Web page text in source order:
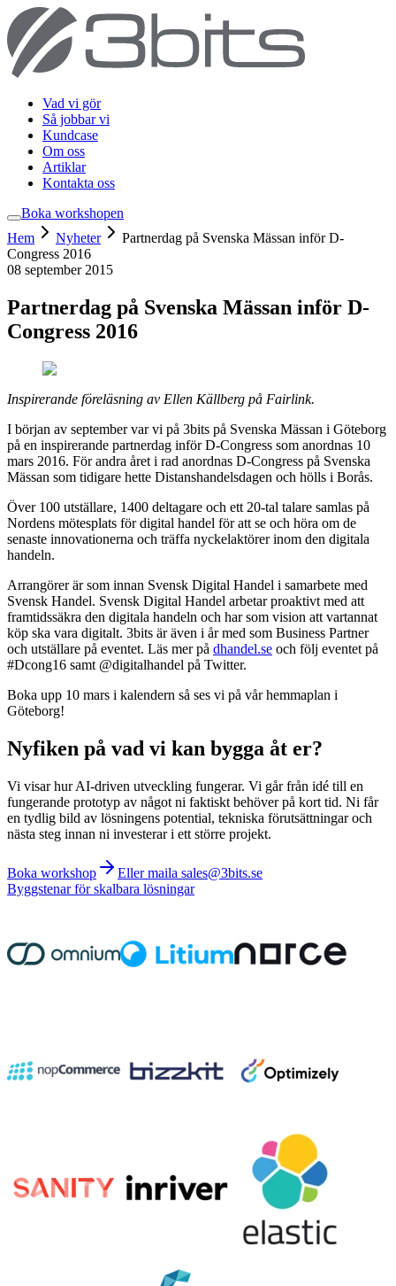
Vad vi gör
Så jobbar vi
Kundcase
Om oss
Artiklar
Kontakta oss
Boka workshopen
Hem
Nyheter
Partnerdag på Svenska Mässan inför D-
Congress 2016
08 september 2015
Partnerdag på Svenska Mässan inför D-
Congress 2016
Inspirerande föreläsning av Ellen Källberg på Fairlink.
I början av september var vi på 3bits på Svenska Mässan i Göteborg
på en inspirerande partnerdag inför D-Congress som anordnas 10
mars 2016. För andra året i rad anordnas D-Congress på Svenska
Mässan som tidigare hette Distanshandelsdagen och hölls i Borås.
Över 100 utställare, 1400 deltagare och ett 20-tal talare samlas på
Nordens mötesplats för digital handel för att se och höra om de
senaste innovationerna och träffa nyckelaktörer inom den digitala
handeln.
Arrangörer är som innan Svensk Digital Handel i samarbete med
Svensk Handel. Svensk Digital Handel arbetar proaktivt med att
framtidssäkra den digitala handeln och har som vision att vartannat
köp ska vara digitalt. 3bits är även i år med som Business Partner
och utställare på eventet. Läs mer på dhandel.se och följ eventet på
#Dcong16 samt @digitalhandel på Twitter.
Boka upp 10 mars i kalendern så ses vi på vår hemmaplan i
Göteborg!
Nyfiken på vad vi kan bygga åt er?
Vi visar hur AI-driven utveckling fungerar. Vi går från idé till en
fungerande prototyp av något ni faktiskt behöver på kort tid. Ni får
en tydlig bild av lösningens potential, tekniska förutsättningar och
nästa steg innan ni investerar i ett större projekt.
Boka workshop
Eller maila sales@3bits.se
Byggstenar för skalbara lösningar